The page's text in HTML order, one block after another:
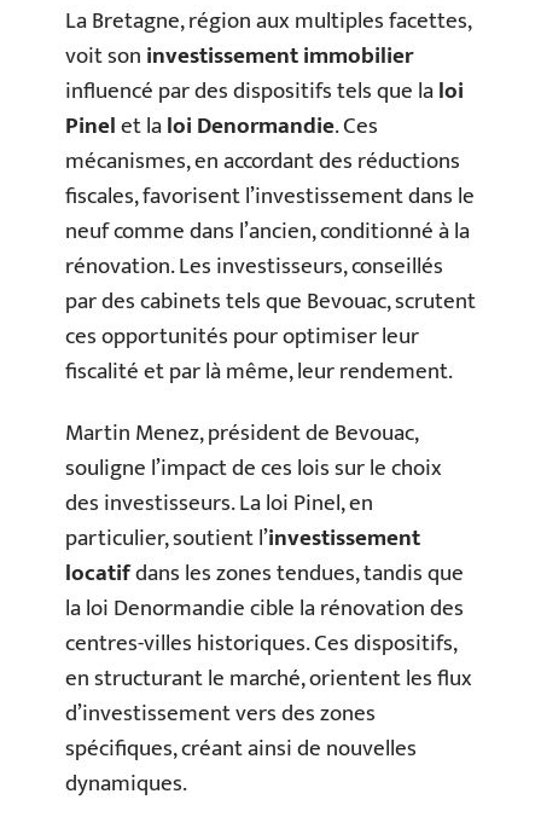
La Bretagne, région aux multiples facettes,
voit soninvestissement immobilier
influencé par des dispositifs tels que laloi
Pinelet laloi Denormandie. Ces
mécanismes, en accordant des réductions
fiscales, favorisent l’investissement dans le
neuf comme dans l’ancien, conditionné à la
rénovation. Les investisseurs, conseillés
par des cabinets tels que Bevouac, scrutent
ces opportunités pour optimiser leur
fiscalité et par là même, leur rendement.
Martin Menez, président de Bevouac,
souligne l’impact de ces lois sur le choix
des investisseurs. La loi Pinel, en
particulier, soutient l’investissement
locatifdans les zones tendues, tandis que
la loi Denormandie cible la rénovation des
centres-villes historiques. Ces dispositifs,
en structurant le marché, orientent les flux
d’investissement vers des zones
spécifiques, créant ainsi de nouvelles
dynamiques.